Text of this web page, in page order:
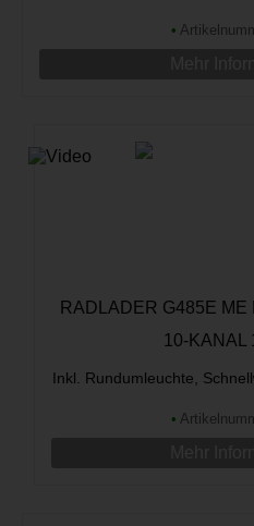
•
RADLADER G485E ME
10-KANAL
Inkl. Rundumleuchte,
•